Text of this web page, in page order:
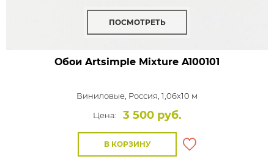
ПОСМОТРЕТЬ
Обои Artsimple Mixture A100101
Виниловые, Россия, 1,06x10 м
Цена:
3 500 руб.
В КОРЗИНУ